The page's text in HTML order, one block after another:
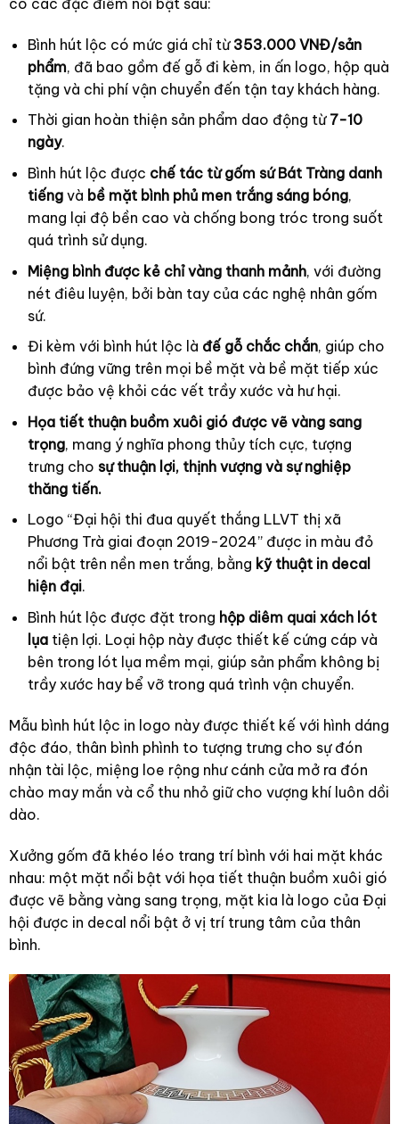
Bình hút lộc có mức giá chỉ từ 353.000 VNĐ/sản
phẩm, đã bao gồm đế gỗ đi kèm, in ấn logo, hộp quà
tặng và chi phí vận chuyển đến tận tay khách hàng.
Thời gian hoàn thiện sản phẩm dao động từ 7-10
ngày.
Bình hút lộc được chế tác từ gốm sứ Bát Tràng danh
tiếngvà bề mặt bình phủ men trắng sáng bóng,
mang lại độ bền cao và chống bong tróc trong suốt
quá trình sử dụng.
Miệng bình được kẻ chỉ vàng thanh mảnh, với đường
nét điêu luyện, bởi bàn tay của các nghệ nhân gốm
sứ.
Đi kèm với bình hút lộc là đế gỗ chắc chắn, giúp cho
bình đứng vững trên mọi bề mặt và bề mặt tiếp xúc
được bảo vệ khỏi các vết trầy xước và hư hại.
Họa tiết thuận buồm xuôi gió được vẽ vàng sang
trọng, mang ý nghĩa phong thủy tích cực, tượng
trưng cho sự thuận lợi, thịnh vượng và sự nghiệp
thăng tiến.
Logo “Đại hội thi đua quyết thắng LLVT thị xã
Phương Trà giai đoạn 2019-2024” được in màu đỏ
nổi bật trên nền men trắng, bằng kỹ thuật in decal
hiện đại.
Bình hút lộc được đặt trong hộp diêm quai xách lót
lụatiện lợi. Loại hộp này được thiết kế cứng cáp và
bên trong lót lụa mềm mại, giúp sản phẩm không bị
trầy xước hay bể vỡ trong quá trình vận chuyển.
Mẫu bình hút lộc in logo này được thiết kế với hình dáng
độc đáo, thân bình phình to tượng trưng cho sự đón
nhận tài lộc, miệng loe rộng như cánh cửa mở ra đón
chào may mắn và cổ thu nhỏ giữ cho vượng khí luôn dồi
dào.
Xưởng gốm đã khéo léo trang trí bình với hai mặt khác
nhau: một mặt nổi bật với họa tiết thuận buồm xuôi gió
được vẽ bằng vàng sang trọng, mặt kia là logo của Đại
hội được in decal nổi bật ở vị trí trung tâm của thân
bình.